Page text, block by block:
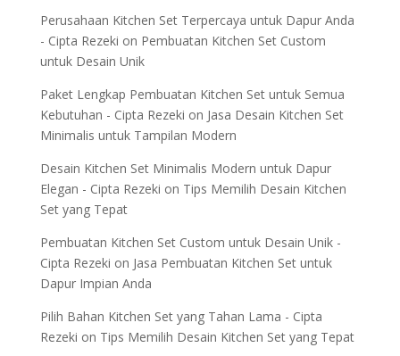
Perusahaan Kitchen Set Terpercaya untuk Dapur Anda
- Cipta Rezeki on Pembuatan Kitchen Set Custom
untuk Desain Unik
Paket Lengkap Pembuatan Kitchen Set untuk Semua
Kebutuhan - Cipta Rezeki on Jasa Desain Kitchen Set
Minimalis untuk Tampilan Modern
Desain Kitchen Set Minimalis Modern untuk Dapur
Elegan - Cipta Rezeki on Tips Memilih Desain Kitchen
Set yang Tepat
Pembuatan Kitchen Set Custom untuk Desain Unik -
Cipta Rezeki on Jasa Pembuatan Kitchen Set untuk
Dapur Impian Anda
Pilih Bahan Kitchen Set yang Tahan Lama - Cipta
Rezeki on Tips Memilih Desain Kitchen Set yang Tepat